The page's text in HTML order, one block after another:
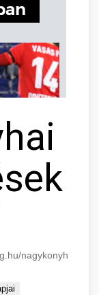
nagykonyhai-